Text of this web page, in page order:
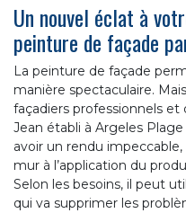
Un nouvel éclat à
peinture de façade
La peinture de façade
manière spectaculaire.
façadiers professionnels
Jean établi à Argeles
avoir un rendu
mur à l’application du
Selon les besoins, il peut
qui va supprimer les